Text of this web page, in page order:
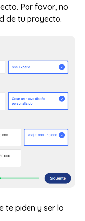
Por favor, no
de tu proyecto.
te piden y ser lo